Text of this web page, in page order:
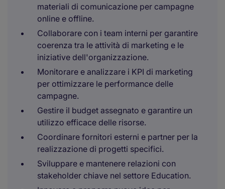
materiali di comunicazione per campagne
online e offline.
Collaborare con i team interni per garantire
coerenza tra le attività di marketing e le
iniziative dell'organizzazione.
Monitorare e analizzare i KPI di marketing
per ottimizzare le performance delle
campagne.
Gestire il budget assegnato e garantire un
utilizzo efficace delle risorse.
Coordinare fornitori esterni e partner per la
realizzazione di progetti specifici.
Sviluppare e mantenere relazioni con
stakeholder chiave nel settore Education.